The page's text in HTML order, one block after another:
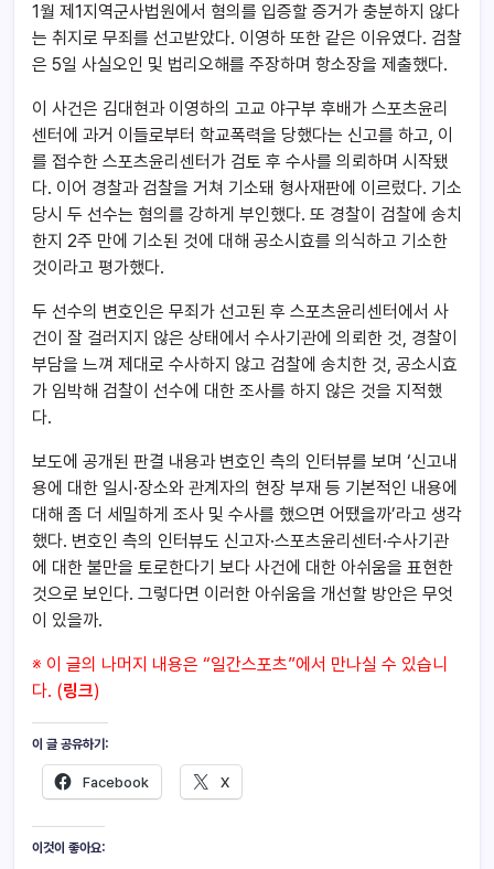
1월 제1지역군사법원에서 혐의를 입증할 증거가 충분하지 않다
는 취지로 무죄를 선고받았다. 이영하 또한 같은 이유였다. 검찰
은 5일 사실오인 및 법리오해를 주장하며 항소장을 제출했다.
이 사건은 김대현과 이영하의 고교 야구부 후배가 스포츠윤리
센터에 과거 이들로부터 학교폭력을 당했다는 신고를 하고, 이
를 접수한 스포츠윤리센터가 검토 후 수사를 의뢰하며 시작됐
다. 이어 경찰과 검찰을 거쳐 기소돼 형사재판에 이르렀다. 기소
당시 두 선수는 혐의를 강하게 부인했다. 또 경찰이 검찰에 송치
한지 2주 만에 기소된 것에 대해 공소시효를 의식하고 기소한
것이라고 평가했다.
두 선수의 변호인은 무죄가 선고된 후 스포츠윤리센터에서 사
건이 잘 걸러지지 않은 상태에서 수사기관에 의뢰한 것, 경찰이
부담을 느껴 제대로 수사하지 않고 검찰에 송치한 것, 공소시효
가 임박해 검찰이 선수에 대한 조사를 하지 않은 것을 지적했
다.
보도에 공개된 판결 내용과 변호인 측의 인터뷰를 보며 ‘신고내
용에 대한 일시·장소와 관계자의 현장 부재 등 기본적인 내용에
대해 좀 더 세밀하게 조사 및 수사를 했으면 어땠을까’라고 생각
했다. 변호인 측의 인터뷰도 신고자·스포츠윤리센터·수사기관
에 대한 불만을 토로한다기 보다 사건에 대한 아쉬움을 표현한
것으로 보인다. 그렇다면 이러한 아쉬움을 개선할 방안은 무엇
이 있을까.
※ 이 글의 나머지 내용은 “일간스포츠”에서 만나실 수 있습니
다. (링크)
이 글 공유하기:
Facebook X
이것이 좋아요: